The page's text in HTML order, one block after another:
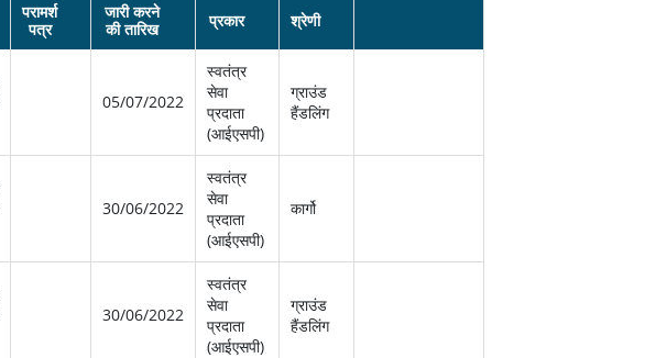
परामर्श
पत्र
जारी करने
की तारिख
प्रकार श्रेणी
05/07/2022
स्‍वतंत्र
सेवा
प्रदाता
(आईएसपी)
ग्राउंड
हैंडलिंग
30/06/2022
स्‍वतंत्र
सेवा
प्रदाता
(आईएसपी)
कार्गो
30/06/2022
स्‍वतंत्र
सेवा
प्रदाता
(आईएसपी)
ग्राउंड
हैंडलिंग